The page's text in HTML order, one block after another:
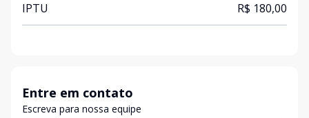
IPTU R$ 180,00
Entre em contato
Escreva para nossa equipe